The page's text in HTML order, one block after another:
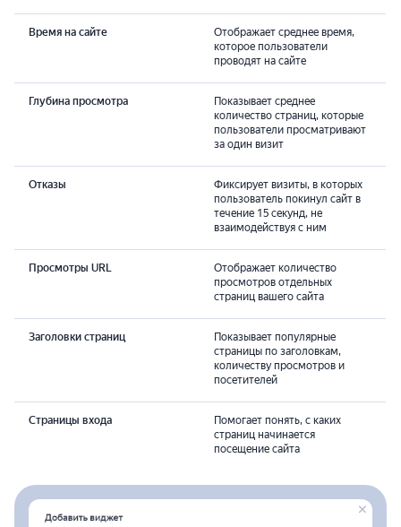
Время на сайте
Отображает среднее время,
которое пользователи
проводят на сайте
Глубина просмотра
Показывает среднее
количество страниц, которые
пользователи просматривают
за один визит
Отказы
Фиксирует визиты, в которых
пользователь покинул сайт в
течение 15 секунд, не
взаимодействуя с ним
Просмотры URL
Отображает количество
просмотров отдельных
страниц вашего сайта
Заголовки страниц
Показывает популярные
страницы по заголовкам,
количеству просмотров и
посетителей
Страницы входа
Помогает понять, с каких
страниц начинается
посещение сайта